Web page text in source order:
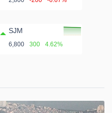
SJM
6,800 300 4.62%